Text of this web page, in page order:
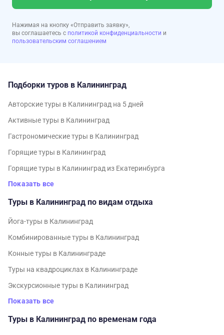
Нажимая на кнопку «Отправить заявку»,
вы соглашаетесь с политикой конфиденциальности и
пользовательским соглашением
Подборки туров в Калининград
Авторские туры в Калининград на 5 дней
Активные туры в Калининград
Гастрономические туры в Калининград
Горящие туры в Калининград
Горящие туры в Калининград из Екатеринбурга
Показать все
Туры в Калининград по видам отдыха
Йога-туры в Калининград
Комбинированные туры в Калининград
Конные туры в Калининграде
Туры на квадроциклах в Калининграде
Экскурсионные туры в Калининград
Показать все
Туры в Калининград по временам года